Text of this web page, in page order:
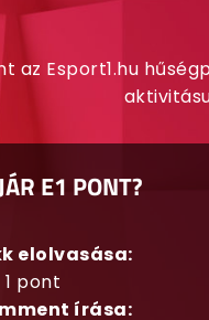
az Esport1.hu
E1 PONT?
elolvasása:
1 pont
írása: